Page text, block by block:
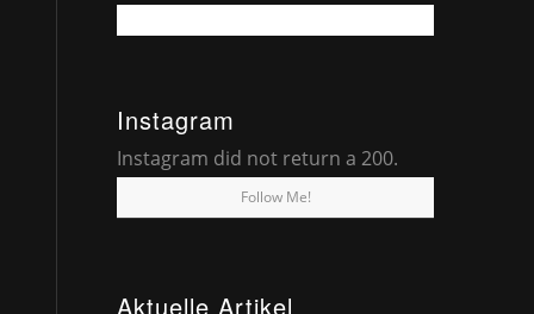
Instagram
Instagram did not return a 200.
Follow Me!
Aktuelle Artikel